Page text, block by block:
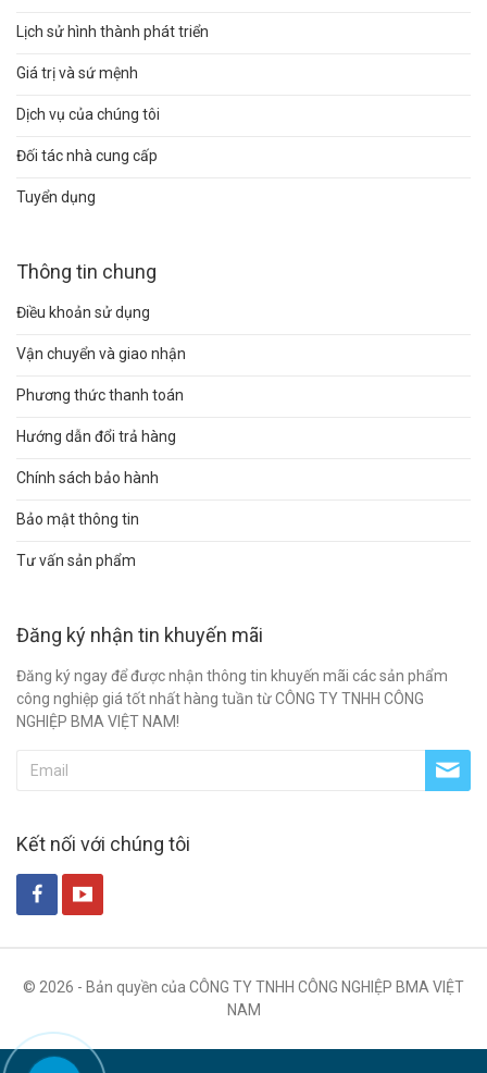
Lịch sử hình thành phát triển
Giá trị và sứ mệnh
Dịch vụ của chúng tôi
Đối tác nhà cung cấp
Tuyển dụng
Thông tin chung
Điều khoản sử dụng
Vận chuyển và giao nhận
Phương thức thanh toán
Hướng dẫn đổi trả hàng
Chính sách bảo hành
Bảo mật thông tin
Tư vấn sản phẩm
Đăng ký nhận tin khuyến mãi
Đăng ký ngay để được nhận thông tin khuyến mãi các sản phẩm
công nghiệp giá tốt nhất hàng tuần từ CÔNG TY TNHH CÔNG
NGHIỆP BMA VIỆT NAM!
Kết nối với chúng tôi
© 2026 - Bản quyền của CÔNG TY TNHH CÔNG NGHIỆP BMA VIỆT
NAM